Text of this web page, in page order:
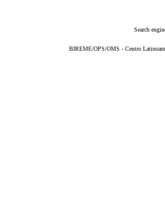
Search
BIREME/OPS/OMS - Centro